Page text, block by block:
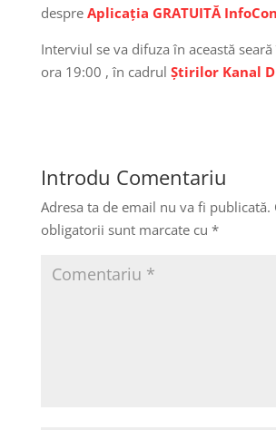
despre Aplicația GRATUITĂ
Interviul se va difuza în această
ora 19:00 , în cadrul Știrilor Kanal D
Introdu Comentariu
Adresa ta de email nu va fi publicată.
obligatorii sunt marcate cu *